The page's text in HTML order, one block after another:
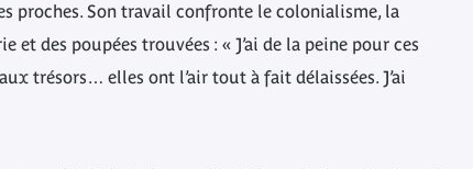
proches. Son travail confronte le colonialisme, la
des poupées trouvées : « J’ai de la peine pour ces
trésors… elles ont l’air tout à fait délaissées. J’ai